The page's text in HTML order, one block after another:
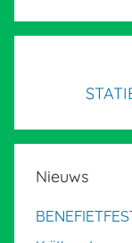
Nieuws